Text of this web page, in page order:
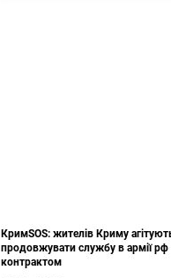
КримSOS: жителів Криму
продовжувати службу в армії рф
контрактом